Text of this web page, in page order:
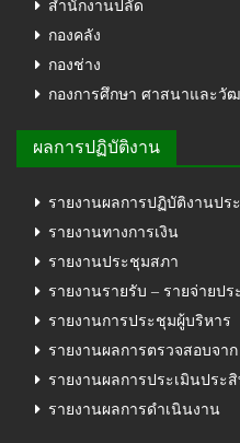
สำนักงานปลัด
กองคลัง
กองช่าง
กองการศึกษา ศาสนาและวั
ผลการปฏิบัติงาน
รายงานผลการปฏิบัติงานปร
รายงานทางการเงิน
รายงานประชุมสภา
รายงานรายรับ – รายจ่ายปร
รายงานการประชุมผู้บริหาร
รายงานผลการตรวจสอบจา
รายงานผลการประเมินประ
รายงานผลการดำเนินงาน